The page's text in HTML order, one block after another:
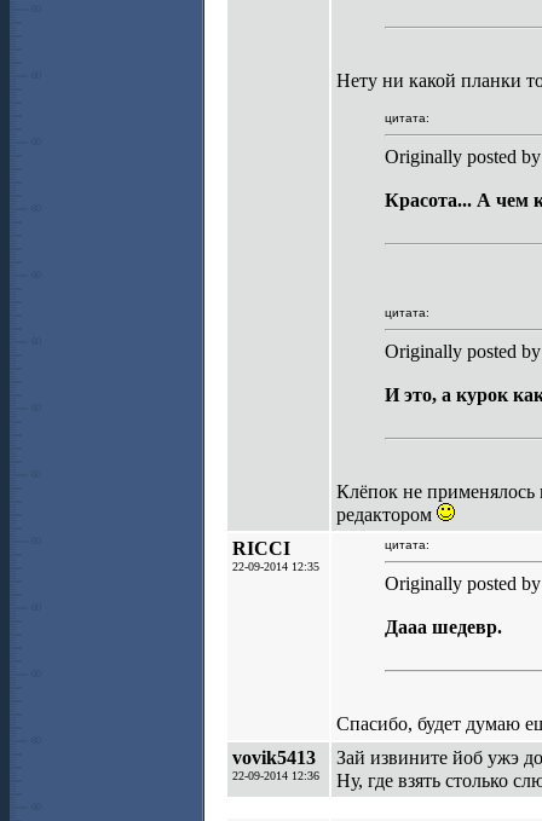
Нету ни какой планки
цитата:
Originally posted
Красота... А чем
цитата:
Originally posted
И это, а курок
Клёпок не применялось
редактором
RICCI
22-09-2014 12:35
цитата:
Originally posted
Дааа шедевр.
Спасибо, будет думаю
vovik5413
22-09-2014 12:36
Зай извините йоб ужэ
Ну, где взять столько